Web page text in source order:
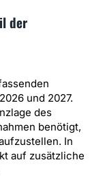
der
und 2027.
des
benötigt,
In
auf zusätzliche